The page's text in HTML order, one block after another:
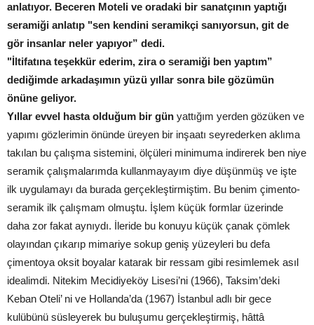
anlatıyor. Beceren Moteli ve oradaki bir sanatçının yaptığı
seramiği anlatıp "sen kendini seramikçi sanıyorsun, git de
gör insanlar neler yapıyor” dedi.
"İltifatına teşekkür ederim, zira o seramiği ben yaptım”
dediğimde arkadaşımın yüzü yıllar sonra bile gözümün
önüne geliyor.
Yıllar evvel hasta olduğum bir gün yattığım yerden gözüken ve
yapımı gözlerimin önünde üreyen bir inşaatı seyrederken aklıma
takılan bu çalışma sistemini, ölçüleri minimuma indirerek ben niye
seramik çalışmalarımda kullanmayayım diye düşünmüş ve işte
ilk uygulamayı da burada gerçekleştirmiştim. Bu benim çimento-
seramik ilk çalışmam olmuştu. İşlem küçük formlar üzerinde
daha zor fakat aynıydı. İleride bu konuyu küçük çanak çömlek
olayından çıkarıp mimariye sokup geniş yüzeyleri bu defa
çimentoya oksit boyalar katarak bir ressam gibi resimlemek asıl
idealimdi. Nitekim Mecidiyeköy Lisesi’ni (1966), Taksim’deki
Keban Oteli’ ni ve Hollanda’da (1967) İstanbul adlı bir gece
kulübünü süsleyerek bu buluşumu gerçekleştirmiş, hâttâ